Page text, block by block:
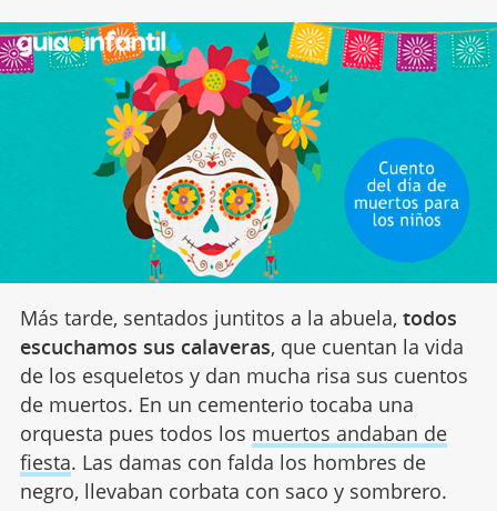
Más tarde, sentados juntitos a la abuela, todos
escuchamos sus calaveras, que cuentan la vida
de los esqueletos y dan mucha risa sus cuentos
de muertos. En un cementerio tocaba una
orquesta pues todos los muertos andaban de
fiesta. Las damas con falda los hombres de
negro, llevaban corbata con saco y sombrero.